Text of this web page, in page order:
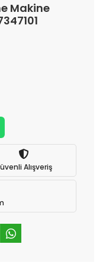
Makine
Alışveriş